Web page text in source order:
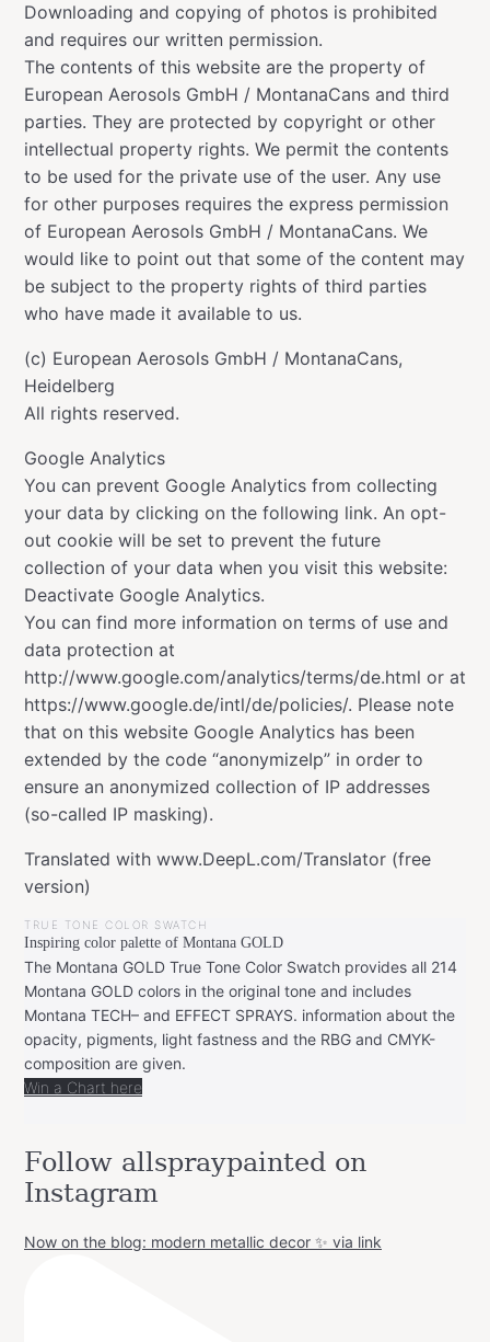
Downloading and copying of photos is prohibited
and requires our written permission.
The contents of this website are the property of
European Aerosols GmbH / MontanaCans and third
parties. They are protected by copyright or other
intellectual property rights. We permit the contents
to be used for the private use of the user. Any use
for other purposes requires the express permission
of European Aerosols GmbH / MontanaCans. We
would like to point out that some of the content may
be subject to the property rights of third parties
who have made it available to us.
(c) European Aerosols GmbH / MontanaCans,
Heidelberg
All rights reserved.
Google Analytics
You can prevent Google Analytics from collecting
your data by clicking on the following link. An opt-
out cookie will be set to prevent the future
collection of your data when you visit this website:
Deactivate Google Analytics.
You can find more information on terms of use and
data protection at
http://www.google.com/analytics/terms/de.html or at
https://www.google.de/intl/de/policies/. Please note
that on this website Google Analytics has been
extended by the code “anonymizeIp” in order to
ensure an anonymized collection of IP addresses
(so-called IP masking).
Translated with www.DeepL.com/Translator (free
version)
TRUE TONE COLOR SWATCH
Inspiring color palette of Montana GOLD
The Montana GOLD True Tone Color Swatch provides all 214
Montana GOLD colors in the original tone and includes
Montana TECH– and EFFECT SPRAYS. information about the
opacity, pigments, light fastness and the RBG and CMYK-
composition are given.
Win a Chart here
Follow allspraypainted on
Instagram
Now on the blog: modern metallic decor ✨ via link